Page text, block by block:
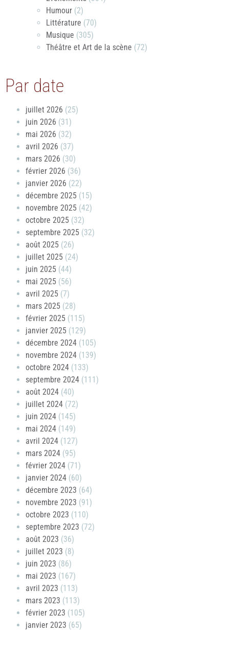
Humour (2)
Littérature (70)
Musique (305)
Théâtre et Art de la scène (72)
Par date
juillet 2026 (25)
juin 2026 (31)
mai 2026 (32)
avril 2026 (37)
mars 2026 (30)
février 2026 (36)
janvier 2026 (22)
décembre 2025 (15)
novembre 2025 (42)
octobre 2025 (32)
septembre 2025 (32)
août 2025 (26)
juillet 2025 (24)
juin 2025 (44)
mai 2025 (56)
avril 2025 (7)
mars 2025 (28)
février 2025 (115)
janvier 2025 (129)
décembre 2024 (105)
novembre 2024 (139)
octobre 2024 (133)
septembre 2024 (111)
août 2024 (40)
juillet 2024 (72)
juin 2024 (145)
mai 2024 (149)
avril 2024 (127)
mars 2024 (95)
février 2024 (71)
janvier 2024 (60)
décembre 2023 (64)
novembre 2023 (91)
octobre 2023 (110)
septembre 2023 (72)
août 2023 (36)
juillet 2023 (8)
juin 2023 (86)
mai 2023 (167)
avril 2023 (113)
mars 2023 (113)
février 2023 (105)
janvier 2023 (65)